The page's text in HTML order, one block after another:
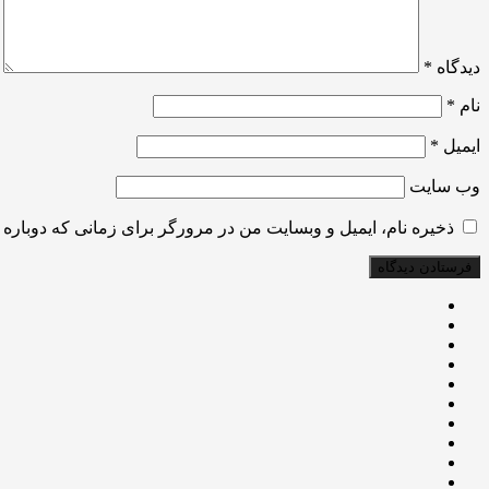
دیدگاه *
نام *
ایمیل *
وب‌ سایت
ذخیره نام، ایمیل و وبسایت من در مرورگر برای زمانی که